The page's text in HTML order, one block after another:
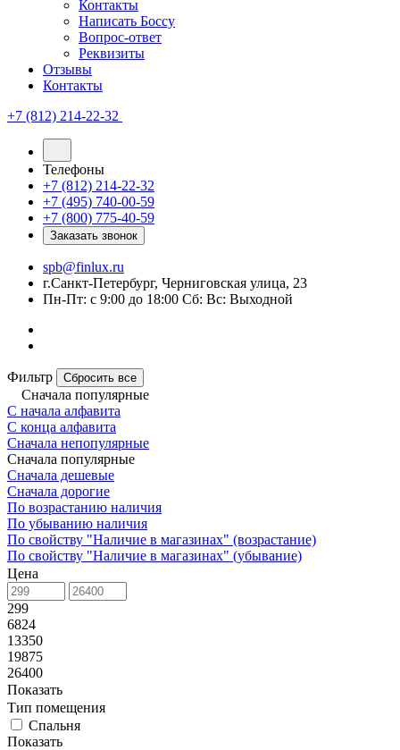
Контакты
Написать Боссу
Вопрос-ответ
Реквизиты
Отзывы
Контакты
+7 (812) 214-22-32
Телефоны
+7 (812) 214-22-32
+7 (495) 740-00-59
+7 (800) 775-40-59
Заказать звонок
spb@finlux.ru
г.Санкт-Петербург, Черниговская улица, 23
Пн-Пт: с 9:00 до 18:00 Сб: Вс: Выходной
Фильтр Сбросить все
Сначала популярные
С начала алфавита
С конца алфавита
Сначала непопулярные
Сначала популярные
Сначала дешевые
Сначала дорогие
По возрастанию наличия
По убыванию наличия
По свойству "Наличие в магазинах" (возрастание)
По свойству "Наличие в магазинах" (убывание)
Цена
299
6824
13350
19875
26400
Показать
Тип помещения
Спальня
Показать